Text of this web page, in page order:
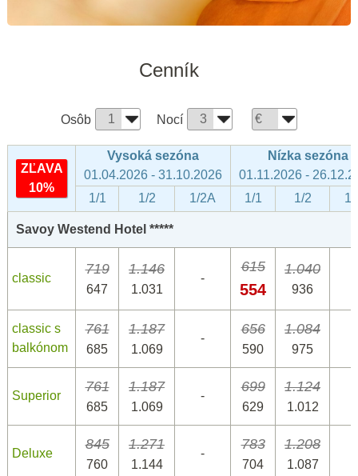
Cenník
Osôb Nocí
ZĽAVA
10%
Vysoká sezóna
01.04.2026 - 31.10.2026
Nízka sezóna
01.11.2026 -
1/1
1/2 1/2A 1/1 1/2 1/
Savoy Westend Hotel *****
classic
719
647
1.146
1.031
-
615
554
1.040
936
classic s
balkónom
761
685
1.187
1.069
-
656
590
1.084
975
Superior
761
685
1.187
1.069
-
699
629
1.124
1.012
Deluxe
845
760
1.271
1.144
-
783
704
1.208
1.087